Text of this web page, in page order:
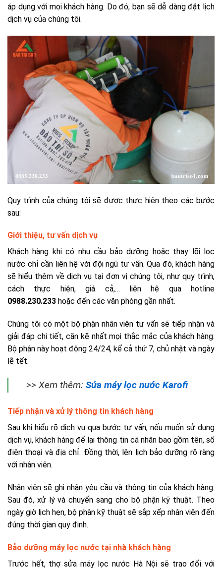
áp dụng với mọi khách hàng. Do đó, bạn sẽ dễ dàng đặt lịch
dịch vụ của chúng tôi.
Quy trình của chúng tôi sẽ được thực hiện theo các bước
sau:
Giới thiệu, tư vấn dịch vụ
Khách hàng khi có nhu cầu bảo dưỡng hoặc thay lõi lọc
nước chỉ cần liên hệ với đội ngũ tư vấn. Qua đó, khách hàng
sẽ hiểu thêm về dịch vụ tại đơn vị chúng tôi, như quy trình,
cách thực hiện, giá cả,… liên hệ qua hotline
0988.230.233 hoặc đến các văn phòng gần nhất.
Chúng tôi có một bộ phận nhân viên tư vấn sẽ tiếp nhận và
giải đáp chi tiết, cặn kẽ nhất mọi thắc mắc của khách hàng.
Bộ phận này hoạt động 24/24, kể cả thứ 7, chủ nhật và ngày
lễ tết.
>> Xem thêm: Sửa máy lọc nước Karofi
Tiếp nhận và xử lý thông tin khách hàng
Sau khi hiểu rõ dịch vụ qua bước tư vấn, nếu muốn sử dụng
dịch vụ, khách hàng để lại thông tin cá nhân bao gồm tên, số
điện thoại và địa chỉ. Đồng thời, lên lịch bảo dưỡng rõ ràng
với nhân viên.
Nhân viên sẽ ghi nhận yêu cầu và thông tin của khách hàng.
Sau đó, xử lý và chuyển sang cho bộ phận kỹ thuật. Theo
ngày giờ lịch hẹn, bộ phận kỹ thuật sẽ sắp xếp nhân viên đến
đúng thời gian quy định.
Bảo dưỡng máy lọc nước tại nhà khách hàng
Trước hết, thợ sửa máy lọc nước Hà Nội sẽ trao đổi với